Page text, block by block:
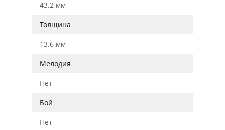
43.2 мм
Толщина
13.6 мм
Мелодия
Нет
Бой
Нет